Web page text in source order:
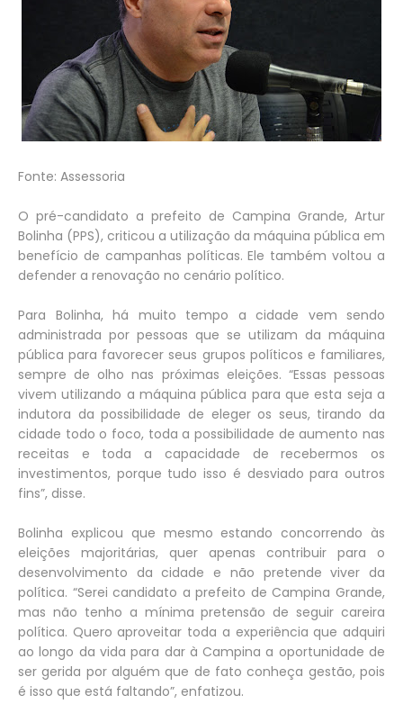
Fonte: Assessoria
O pré-candidato a prefeito de Campina Grande, Artur
Bolinha (PPS), criticou a utilização da máquina pública em
benefício de campanhas políticas. Ele também voltou a
defender a renovação no cenário político.
Para Bolinha, há muito tempo a cidade vem sendo
administrada por pessoas que se utilizam da máquina
pública para favorecer seus grupos políticos e familiares,
sempre de olho nas próximas eleições. “Essas pessoas
vivem utilizando a máquina pública para que esta seja a
indutora da possibilidade de eleger os seus, tirando da
cidade todo o foco, toda a possibilidade de aumento nas
receitas e toda a capacidade de recebermos os
investimentos, porque tudo isso é desviado para outros
fins”, disse.
Bolinha explicou que mesmo estando concorrendo às
eleições majoritárias, quer apenas contribuir para o
desenvolvimento da cidade e não pretende viver da
política. “Serei candidato a prefeito de Campina Grande,
mas não tenho a mínima pretensão de seguir careira
política. Quero aproveitar toda a experiência que adquiri
ao longo da vida para dar à Campina a oportunidade de
ser gerida por alguém que de fato conheça gestão, pois
é isso que está faltando”, enfatizou.